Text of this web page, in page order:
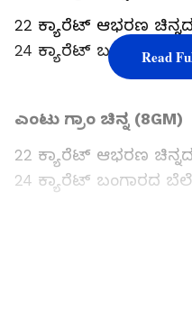
22 ಕ್ಯಾರೆಟ್ ಆಭರಣ
24 ಕ್ಯಾರೆಟ್ ಬಂಗಾರದ
ಎಂಟು ಗ್ರಾಂ ಚಿನ್ನ (8GM)
22 ಕ್ಯಾರೆಟ್ ಆಭರಣ
24 ಕ್ಯಾರೆಟ್ ಬಂಗಾರದ
Read